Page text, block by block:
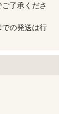
了承くださ
の発送は行